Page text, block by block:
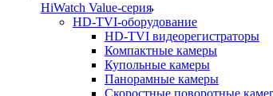
HiWatch Value-серия
HD-TVI-оборудование
HD-TVI видеорегистраторы
Компактные камеры
Купольные камеры
Панорамные камеры
Скоростные поворотные